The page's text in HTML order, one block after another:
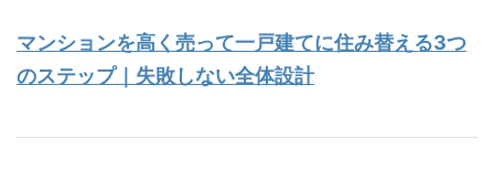
マンションを高く売って一戸建てに住み替える3つ
のステップ｜失敗しない全体設計